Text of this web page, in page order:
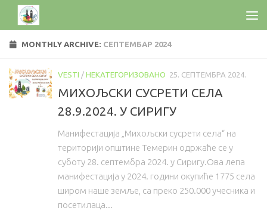
MONTHLY ARCHIVE: СЕПТЕМБАР 2024
VESTI / НЕКАТЕГОРИЗОВАНО 25. СЕПТЕМБРА 2024.
МИХОЉСКИ СУСРЕТИ СЕЛА
28.9.2024. У СИРИГУ
Манифестација „Михољски сусрети села“ на
територији општине Темерин одржаће се у
суботу 28. септембра 2024. у Сиригу.Ова лепа
манифестација у 2024. години окупиће 1775 села
широм наше земље, са преко 250.000 учесника и
посетилаца...